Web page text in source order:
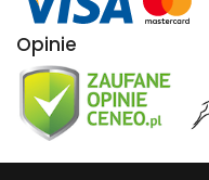
Opinie